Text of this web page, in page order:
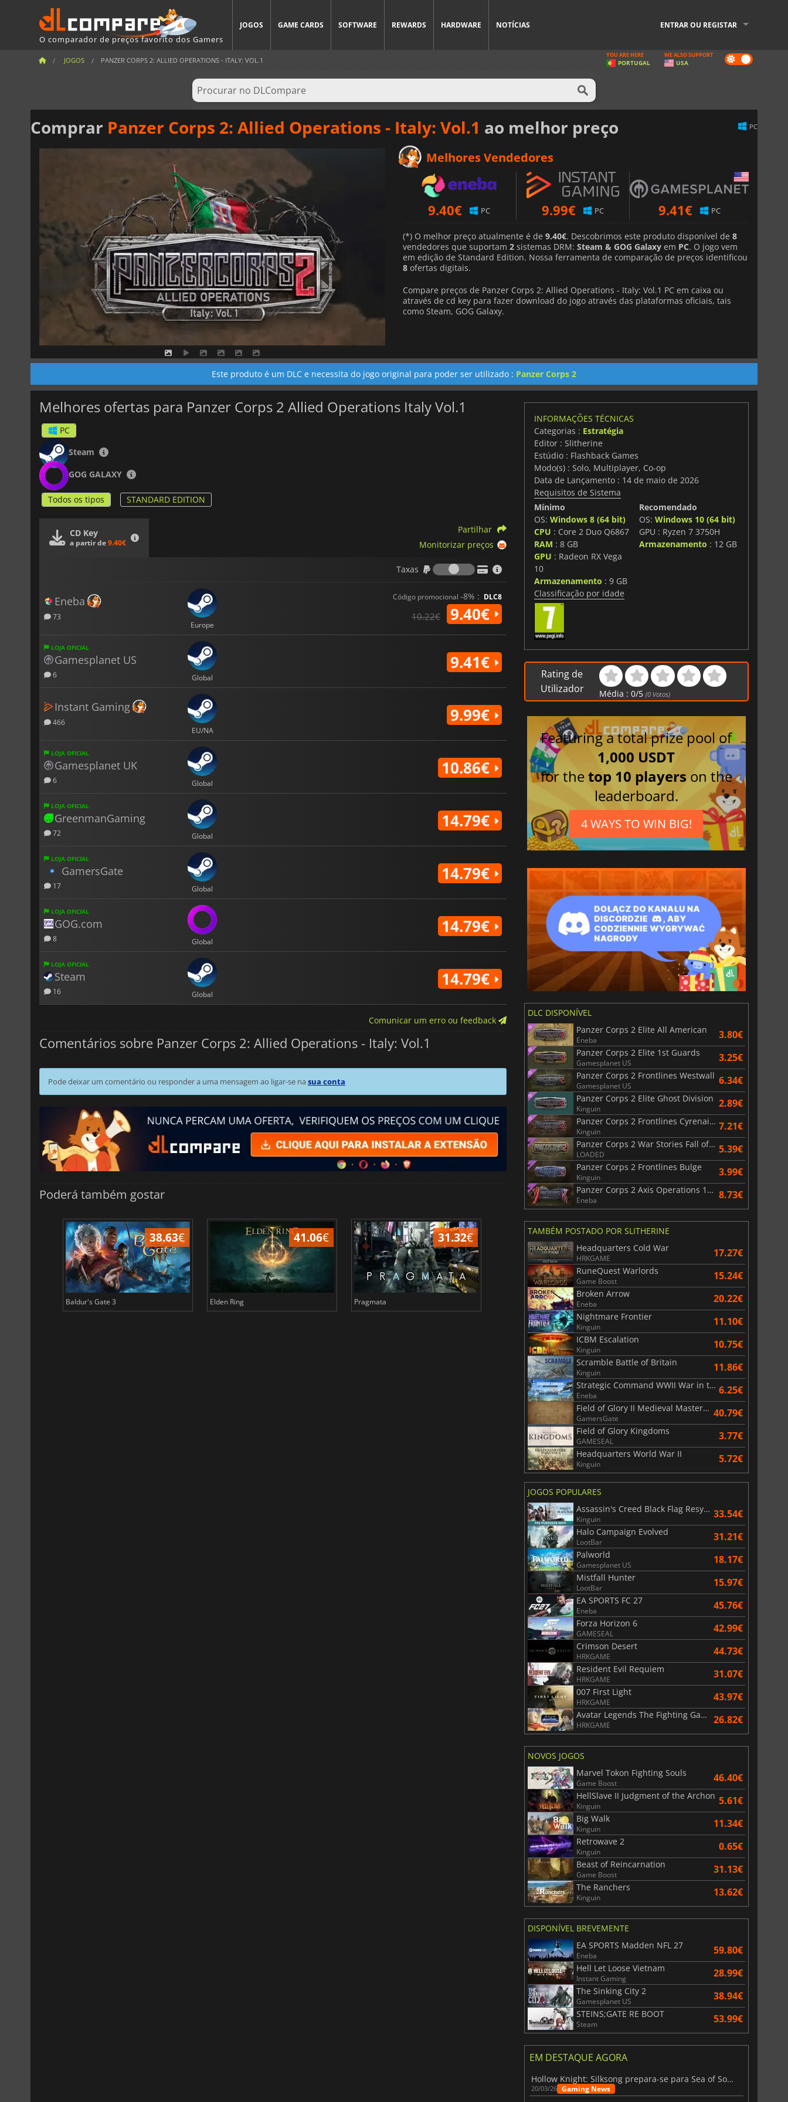
O comparador de preços favorito dos Gamers
JOGOS GAME CARDS SOFTWARE REWARDS HARDWARE NOTÍCIAS ENTRAR OU REGISTAR
JOGOS PANZER CORPS 2: ALLIED OPERATIONS - ITALY: VOL.1 Dark
mode
YOU ARE HERE
PORTUGAL
WE ALSO SUPPORT
USA
Comprar Panzer Corps 2: Allied Operations - Italy: Vol.1 ao melhor preço PC
Melhores Vendedores
9.40€ PC 9.99€ PC 9.41€ PC
(*) O melhor preço atualmente é de 9.40€. Descobrimos este produto disponível de 8
vendedores que suportam 2 sistemas DRM: Steam & GOG Galaxy em PC. O jogo vem
em edição de Standard Edition. Nossa ferramenta de comparação de preços identificou
8 ofertas digitais.
Compare preços de Panzer Corps 2: Allied Operations - Italy: Vol.1 PC em caixa ou
através de cd key para fazer download do jogo através das plataformas oficiais, tais
como Steam, GOG Galaxy.
Este produto é um DLC e necessita do jogo original para poder ser utilizado : Panzer Corps 2
Melhores ofertas para Panzer Corps 2 Allied Operations Italy Vol.1
PC
Steam
GOG GALAXY
Todos os tipos STANDARD EDITION
CD Key
a partir de9.40€
Partilhar
Monitorizar preços
Taxas
Taxas
Eneba
73
Europe
Código promocional -8% : DLC8
10.22€ 9.40€
LOJA OFICIAL
Gamesplanet US
6 Global
9.41€
Instant Gaming
466
EU/NA
9.99€
LOJA OFICIAL
Gamesplanet UK
6 Global
10.86€
LOJA OFICIAL
GreenmanGaming
72 Global
14.79€
LOJA OFICIAL
GamersGate
17 Global
14.79€
LOJA OFICIAL
GOG.com
8 Global
14.79€
LOJA OFICIAL
Steam
16 Global
14.79€
Comunicar um erro ou feedback
Comentários sobre Panzer Corps 2: Allied Operations - Italy: Vol.1
Pode deixar um comentário ou responder a uma mensagem ao ligar-se nasua conta
Poderá também gostar
38.63€
Baldur's Gate 3
41.06€
Elden Ring
31.32€
Pragmata
6.75€
Total War WARHAMMER 3
INFORMAÇÕES TÉCNICAS
Categorias : Estratégia
Editor : Slitherine
Estúdio : Flashback Games
Modo(s) : Solo, Multiplayer, Co-op
Data de Lançamento : 14 de maio de 2026
Requisitos de Sistema
Mínimo
OS: Windows 8 (64 bit)
CPU : Core 2 Duo Q6867
RAM : 8 GB
GPU : Radeon RX Vega
10
Armazenamento : 9 GB
Recomendado
OS:Windows 10 (64 bit)
GPU : Ryzen 7 3750H
Armazenamento : 12 GB
Classificação por idade
Rating de
Utilizador
Média :0/5 (0 Votos)
Featuring a total prize pool of
1,000 USDT
for thetop 10 players on the
leaderboard.
4 WAYS TO WIN BIG!
DLC DISPONÍVEL
Panzer Corps 2 Elite All American
Eneba 3.80€
Panzer Corps 2 Elite 1st Guards
Gamesplanet US 3.25€
Panzer Corps 2 Frontlines Westwall
Gamesplanet US 6.34€
Panzer Corps 2 Elite Ghost Division
Kinguin 2.89€
Panzer Corps 2 Frontlines Cyrenaica
Kinguin 7.21€
Panzer Corps 2 War Stories Fall of Poland
LOADED 5.39€
Panzer Corps 2 Frontlines Bulge
Kinguin 3.99€
Panzer Corps 2 Axis Operations 1946
Eneba 8.73€
TAMBÉM POSTADO POR SLITHERINE
Headquarters Cold War
HRKGAME 17.27€
RuneQuest Warlords
Game Boost 15.24€
Broken Arrow
Eneba 20.22€
Nightmare Frontier
Kinguin 11.10€
ICBM Escalation
Kinguin 10.75€
Scramble Battle of Britain
Kinguin 11.86€
Strategic Command WWII War in the Pacific
Eneba 6.25€
Field of Glory II Medieval Masters Edition
GamersGate 40.79€
Field of Glory Kingdoms
GAMESEAL 3.77€
Headquarters World War II
Kinguin 5.72€
JOGOS POPULARES
Assassin's Creed Black Flag Resynced
Kinguin 33.54€
Halo Campaign Evolved
LootBar 31.21€
Palworld
Gamesplanet US 18.17€
Mistfall Hunter
LootBar 15.97€
EA SPORTS FC 27
Eneba 45.76€
Forza Horizon 6
GAMESEAL 42.99€
Crimson Desert
HRKGAME 44.73€
Resident Evil Requiem
HRKGAME 31.07€
007 First Light
HRKGAME 43.97€
Avatar Legends The Fighting Game
HRKGAME 26.82€
NOVOS JOGOS
Marvel Tokon Fighting Souls
Game Boost 46.40€
HellSlave II Judgment of the Archon
Kinguin 5.61€
Big Walk
Kinguin 11.34€
Retrowave 2
Kinguin 0.65€
Beast of Reincarnation
Game Boost 31.13€
The Ranchers
Kinguin 13.62€
DISPONÍVEL BREVEMENTE
EA SPORTS Madden NFL 27
Eneba 59.80€
Hell Let Loose Vietnam
Instant Gaming 28.99€
The Sinking City 2
Gamesplanet US 38.94€
STEINS;GATE RE BOOT
Steam 53.99€
EM DESTAQUE AGORA
Hollow Knight: Silksong prepara-se para Sea of Sorrow com um patch
20/03/26 Gaming News